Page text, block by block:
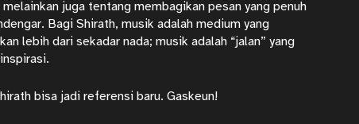
juga tentang membagikan pesan yang penuh
Bagi Shirath, musik adalah medium yang
lebih dari sekadar nada; musik adalah “jalan” yang
bisa jadi referensi baru. Gaskeun!